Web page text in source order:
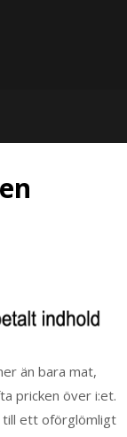
än bara mat,
pricken över i:et.
till ett oförglömligt